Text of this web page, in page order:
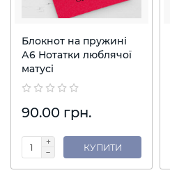
Блокнот на пружині
А6 Нотатки люблячої
матусі
90.00 грн.
КУПИТИ